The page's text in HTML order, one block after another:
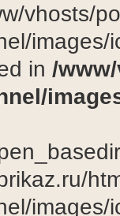
vhosts/
in /